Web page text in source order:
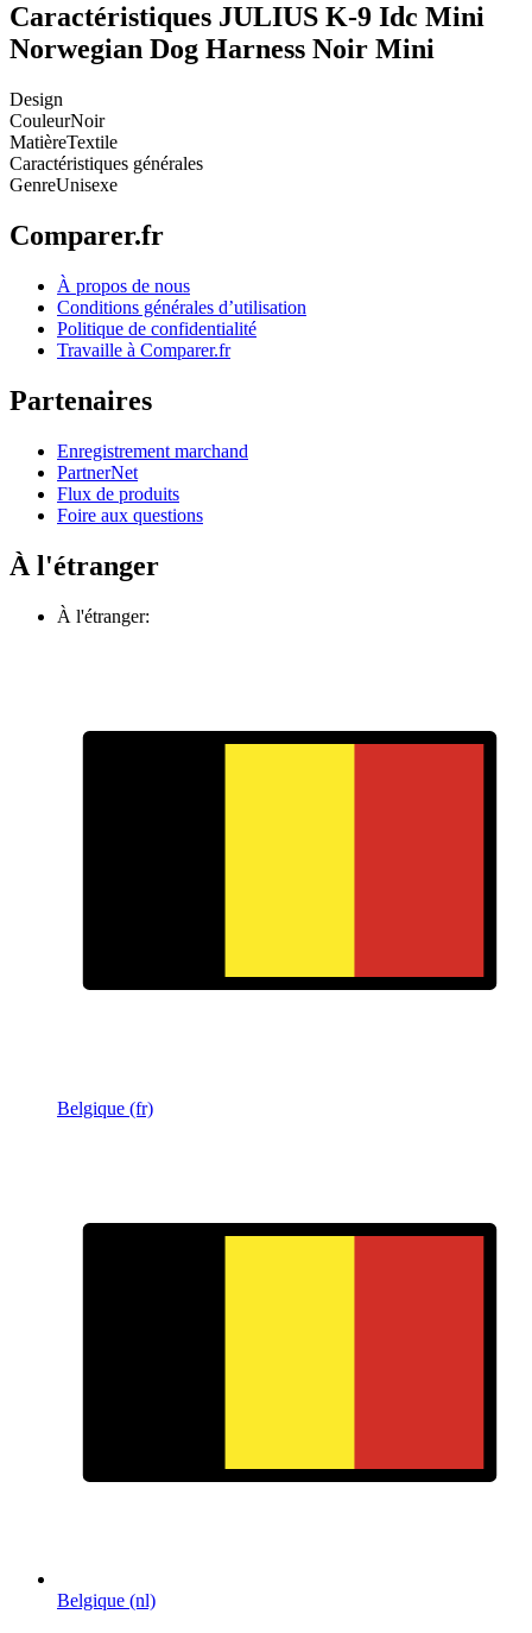
Caractéristiques JULIUS K-9 Idc Mini
Norwegian Dog Harness Noir Mini
Design
CouleurNoir
MatièreTextile
Caractéristiques générales
GenreUnisexe
Comparer.fr
À propos de nous
Conditions générales d’utilisation
Politique de confidentialité
Travaille à Comparer.fr
Partenaires
Enregistrement marchand
PartnerNet
Flux de produits
Foire aux questions
À l'étranger
À l'étranger:
Belgique (fr)
Belgique (nl)